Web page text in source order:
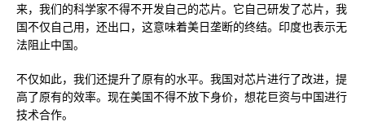
来，我们的科学家不得不开发自己的芯片。它自己研发了芯片，我
国不仅自己用，还出口，这意味着美日垄断的终结。印度也表示无
法阻止中国。
不仅如此，我们还提升了原有的水平。我国对芯片进行了改进，提
高了原有的效率。现在美国不得不放下身价，想花巨资与中国进行
技术合作。